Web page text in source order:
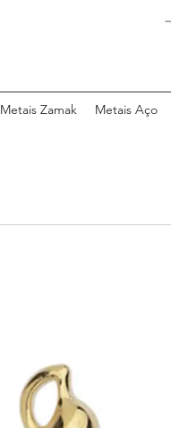
Metais Zamak Metais Aço